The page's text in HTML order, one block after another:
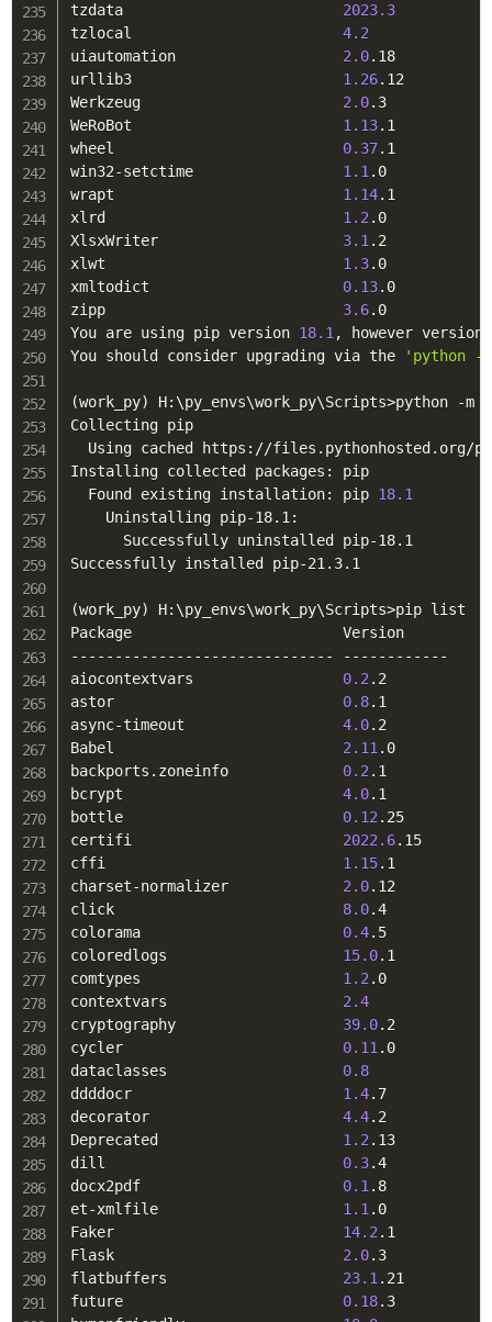
tzdata 2023.3
tzlocal 4.2
uiautomation 2.0.18
urllib3 1.26.12
Werkzeug 2.0.3
WeRoBot 1.13.1
wheel 0.37.1
win32-setctime 1.1 .0
wrapt 1.14.1
xlrd 1.2 .0
XlsxWriter 3.1 .2
xlwt 1.3.0
xmltodict 0.13.0
zipp 3.6.0
You are using pip version 18.1 , however version
You should consider upgrading via the
'python -
(work_py) H: \py_envs\work_py\Scripts>python -m
Collecting pip
Using cached https://files.pythonhosted.org/
Installing collected packages: pip
  Found existing installation: pip
18.1
    Uninstalling pip-18.1:
      Successfully uninstalled pip-18.1
Successfully installed pip-21.3.1
(work_py) H: \py_envs\work_py\Scripts>pip list
Package                        Version
------------------------------ ------------
aiocontextvars 0.2 .2
astor 0.8.1
async-timeout 4.0.2
Babel 2.11 .0
backports.zoneinfo 0.2 .1
bcrypt 4.0.1
bottle 0.12 .25
certifi 2022.6.15
cffi 1.15.1
charset-normalizer 2.0.12
click 8.0.4
colorama 0.4.5
coloredlogs 15.0.1
comtypes 1.2 .0
contextvars 2.4
cryptography 39.0.2
cycler 0.11 .0
dataclasses 0.8
ddddocr 1.4.7
decorator 4.4.2
Deprecated 1.2 .13
dill 0.3.4
docx2pdf 0.1 .8
et-xmlfile 1.1 .0
Faker 14.2 .1
Flask 2.0.3
flatbuffers 23.1 .21
future 0.18.3